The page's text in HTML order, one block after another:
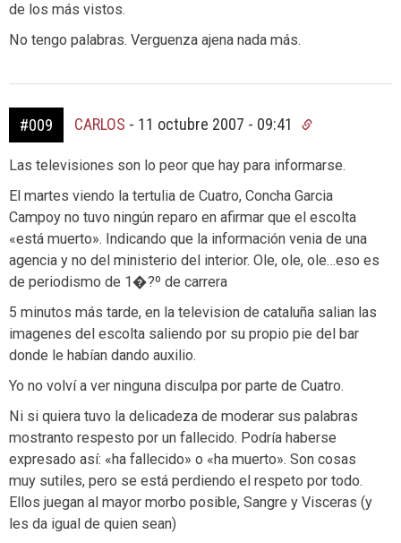
de los más vistos.
No tengo palabras. Verguenza ajena nada más.
#009 CARLOS - 11 octubre 2007 - 09:41
Las televisiones son lo peor que hay para informarse.
El martes viendo la tertulia de Cuatro, Concha Garcia
Campoy no tuvo ningún reparo en afirmar que el escolta
«está muerto». Indicando que la información venia de una
agencia y no del ministerio del interior. Ole, ole, ole…eso es
de periodismo de 1�?º de carrera
5 minutos más tarde, en la television de cataluña salian las
imagenes del escolta saliendo por su propio pie del bar
donde le habían dando auxilio.
Yo no volví a ver ninguna disculpa por parte de Cuatro.
Ni si quiera tuvo la delicadeza de moderar sus palabras
mostranto respesto por un fallecido. Podría haberse
expresado así: «ha fallecido» o «ha muerto». Son cosas
muy sutiles, pero se está perdiendo el respeto por todo.
Ellos juegan al mayor morbo posible, Sangre y Visceras (y
les da igual de quien sean)